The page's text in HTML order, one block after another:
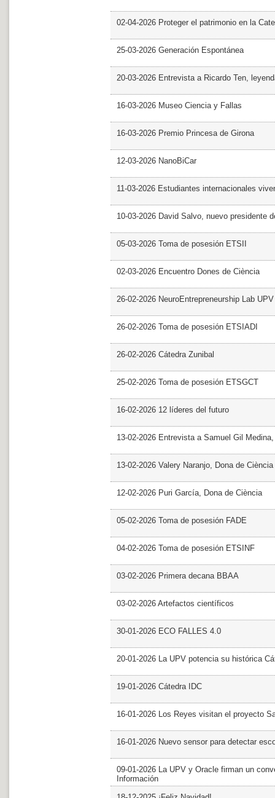
02-04-2026 Proteger el patrimonio en la
25-03-2026 Generación Espontánea
20-03-2026 Entrevista a Ricardo Ten,
16-03-2026 Museo Ciencia y Fallas
16-03-2026 Premio Princesa de Girona
12-03-2026 NanoBiCar
11-03-2026 Estudiantes internacionales
10-03-2026 David Salvo, nuevo presidente
05-03-2026 Toma de posesión ETSII
02-03-2026 Encuentro Dones de Ciència
26-02-2026 NeuroEntrepreneurship Lab UPV
26-02-2026 Toma de posesión ETSIADI
26-02-2026 Cátedra Zunibal
25-02-2026 Toma de posesión ETSGCT
16-02-2026 12 líderes del futuro
13-02-2026 Entrevista a Samuel Gil
13-02-2026 Valery Naranjo, Dona de Ciència
12-02-2026 Puri García, Dona de Ciència
05-02-2026 Toma de posesión FADE
04-02-2026 Toma de posesión ETSINF
03-02-2026 Primera decana BBAA
03-02-2026 Artefactos científicos
30-01-2026 ECO FALLES 4.0
20-01-2026 La UPV potencia su histórica
19-01-2026 Cátedra IDC
16-01-2026 Los Reyes visitan el proyecto
16-01-2026 Nuevo sensor para detectar
09-01-2026 La UPV y Oracle firman un
Información